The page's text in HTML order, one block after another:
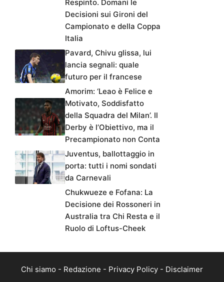
Respinto. Domani le
Decisioni sui Gironi del
Campionato e della Coppa
Italia
Pavard, Chivu glissa, lui
lancia segnali: quale
futuro per il francese
Amorim: ‘Leao è Felice e
Motivato, Soddisfatto
della Squadra del Milan’. Il
Derby è l’Obiettivo, ma il
Precampionato non Conta
Juventus, ballottaggio in
porta: tutti i nomi sondati
da Carnevali
Chukwueze e Fofana: La
Decisione dei Rossoneri in
Australia tra Chi Resta e il
Ruolo di Loftus-Cheek
Chi siamo - Redazione - Privacy Policy - Disclaimer